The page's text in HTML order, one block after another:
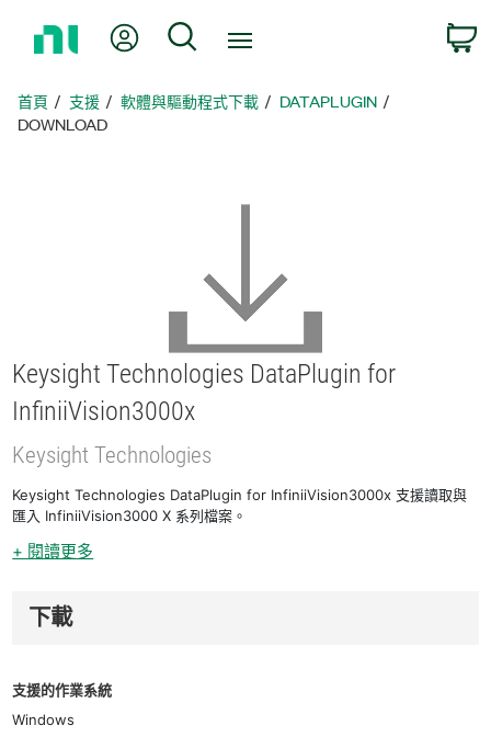
頁
我的帳號 搜尋
首頁 支援 軟體與驅動程式下載
DATAPLUGIN
DOWNLOAD
Keysight Technologies DataPlugin for
InfiniiVision3000x
Keysight Technologies
Keysight Technologies DataPlugin for InfiniiVision3000x 支援讀取與
匯入 InfiniiVision3000 X 系列檔案。
+ 閱讀更多
下載
支援的作業系統
Windows